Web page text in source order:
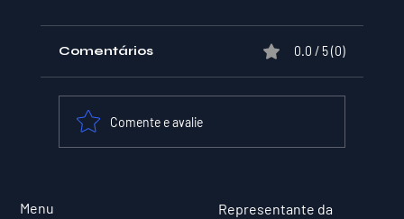
Comentários 0.0 / 5 (0)
Comente e avalie
Menu
Representante da